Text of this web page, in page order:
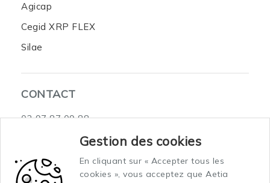
Gestion des cookies
En cliquant sur « Accepter tous les
cookies », vous acceptez que Aetia
Agicap
Cegid XRP FLEX
Silae
CONTACT
02 97 87 09 88
3 Rue du Sous-Marin Venus Celtic Submarine 2
56100 Lorient